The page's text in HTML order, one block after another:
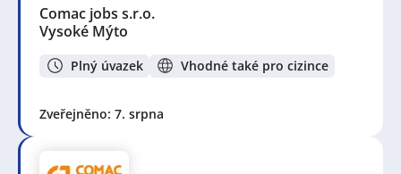
Comac jobs s.r.o.
Vysoké Mýto
Plný úvazek Vhodné také pro cizince
Zveřejněno: 7. srpna